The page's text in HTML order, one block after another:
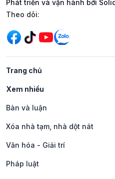
Phát triển và vận hành bởi
Mạng xã hội
Theo dõi:
Trang chủ
Xem nhiều
Bàn và luận
Xóa nhà tạm, nhà dột nát
Văn hóa - Giải trí
Pháp luật